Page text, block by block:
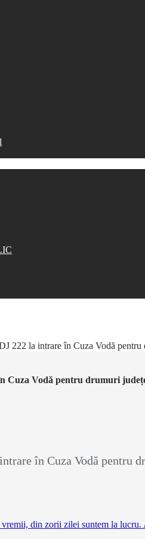
222 la intrare în Cuza Vodă
Cuza Vodă pentru drumuri
în Cuza Vodă pentru
vremii, din zorii zilei suntem la